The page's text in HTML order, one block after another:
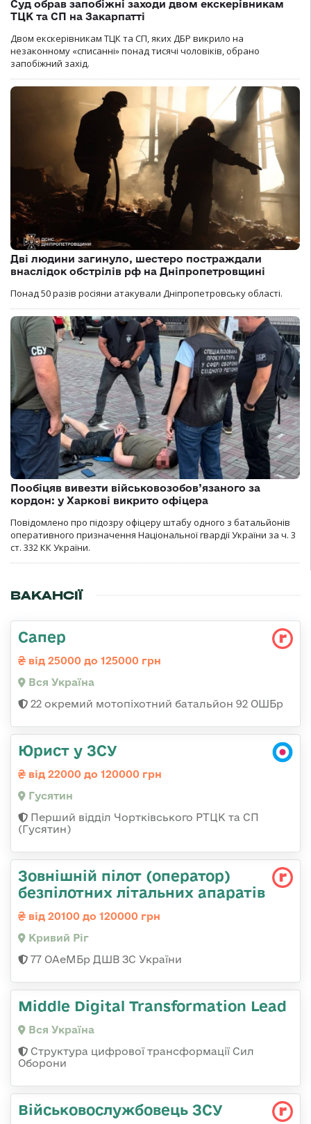
Суд обрав запобіжні заходи двом екскерівникам
ТЦК та СП на Закарпатті
Двом екскерівникам ТЦК та СП, яких ДБР викрило на
незаконному «списанні» понад тисячі чоловіків, обрано
запобіжний захід.
Дві людини загинуло, шестеро постраждали
внаслідок обстрілів рф на Дніпропетровщині
Понад 50 разів росіяни атакували Дніпропетровську області.
Пообіцяв вивезти військовозобов’язаного за
кордон: у Харкові викрито офіцера
Повідомлено про підозру офіцеру штабу одного з батальйонів
оперативного призначення Національної гвардії України за ч. 3
ст. 332 КК України.
ВАКАНСІЇ
Сапер
від 25000 до 125000 грн
Вся Україна
22 окремий мотопіхотний батальйон 92 ОШБр
Юрист у ЗСУ
від 22000 до 120000 грн
Гусятин
Перший відділ Чортківського РТЦК та СП
(Гусятин)
Зовнішній пілот (оператор)
безпілотних літальних апаратів
від 20100 до 120000 грн
Кривий Ріг
77 ОАеМБр ДШВ ЗС України
Middle Digital Transformation Lead
Вся Україна
Структура цифрової трансформації Сил
Оборони
Військовослужбовець ЗСУ